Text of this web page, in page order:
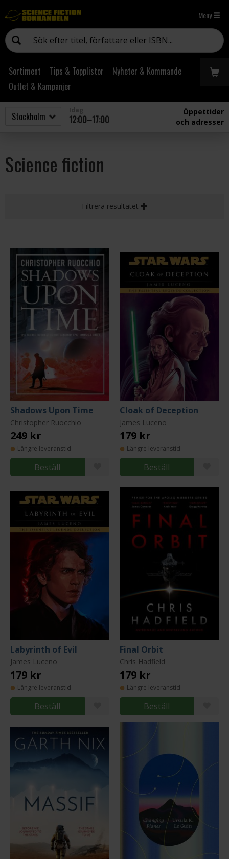
Meny
Sortiment Tips & Topplistor
Nyheter & Kommande
Outlet & Kampanjer
12:00–17:00
Öppettider
och adresser
Science fiction
Filtrera resultatet
Shadows Upon Time
Christopher Ruocchio
249 kr
Längre leveranstid
Beställ
Cloak of Deception
James Luceno
179 kr
Längre leveranstid
Beställ
Labyrinth of Evil
James Luceno
179 kr
Längre leveranstid
Beställ
Final Orbit
Chris Hadfield
179 kr
Längre leveranstid
Beställ